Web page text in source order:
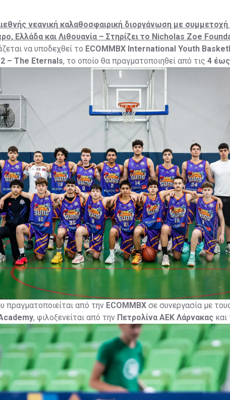
νεανική καλαθοσφαιρική διοργάνωση με
Ελλάδα και Λιθουανία – Στηρίζει το Nicholas Zoe
να υποδεχθεί το ECOMMBX International Youth
– The Eternals, το οποίο θα πραγματοποιηθεί από τις 4 έως
Κίτιον Αθλητικό Κέντρο, με τη συμμετοχή σημαντικών
από την Κύπρο και το εξωτερικό.
πραγματοποιείται από την ECOMMBX σε συνεργασία με
, φιλοξενείται από την Πετρολίνα ΑΕΚ Λάρνακας και
Ομοσπονδίας Καλαθοσφαίρισης, με τοCyprusBasket.net